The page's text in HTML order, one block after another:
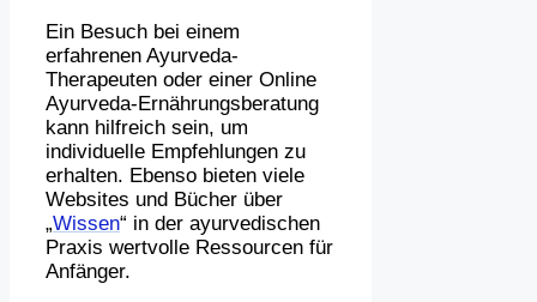
Ein Besuch bei einem
erfahrenen Ayurveda-
Therapeuten oder einer Online
Ayurveda-Ernährungsberatung
kann hilfreich sein, um
individuelle Empfehlungen zu
erhalten. Ebenso bieten viele
Websites und Bücher über
„Wissen“ in der ayurvedischen
Praxis wertvolle Ressourcen für
Anfänger.